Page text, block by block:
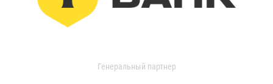
Генеральный партнер